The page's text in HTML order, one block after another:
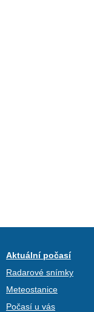
Aktuální počasí
Radarové snímky
Meteostanice
Počasí u vás